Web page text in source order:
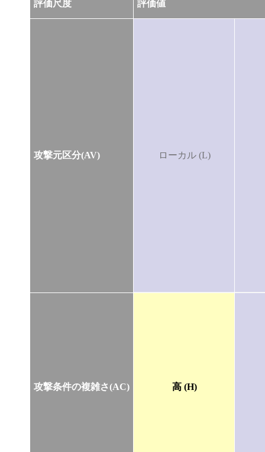
評価尺度 評価値
攻撃元区分(AV) ローカル (L)
攻撃条件の複雑さ(AC) 高 (H)